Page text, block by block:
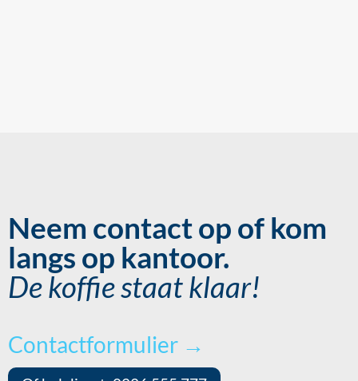
Neem contact op of kom
langs op kantoor.
De koffie staat klaar!
Contactformulier →